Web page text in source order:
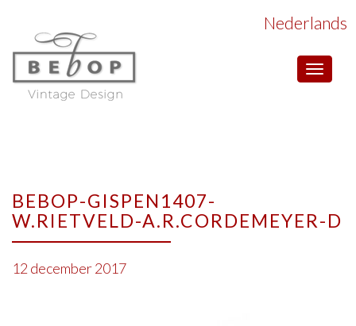
Toggle
Nederlands
BEBOP-GISPEN1407-
W.RIETVELD-A.R.CORDEMEYER-D
12 december 2017